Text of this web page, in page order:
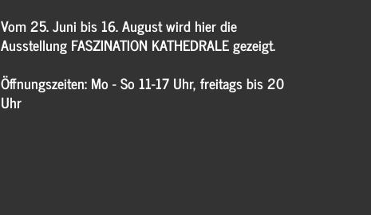
Vom 25. Juni bis 16. August wird hier die
Ausstellung FASZINATION KATHEDRALE gezeigt.
Öffnungszeiten: Mo - So 11-17 Uhr, freitags bis 20
Uhr